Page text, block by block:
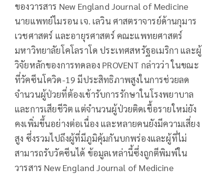
ของวารสาร New England Journal of Medicine
นายแพทย์ไมรอน เจ. เลวิน ศาสตราจารย์ด้านกุมาร
เวชศาสตร์ และอายุรศาสตร์ คณะแพทยศาสตร์
มหาวิทยาลัยโคโลราโด ประเทศสหรัฐอเมริกา และผู้
วิจัยหลักของการทดลอง PROVENT กล่าวว่า ในขณะ
ที่วัคซีนโควิด-19 มีประสิทธิภาพสูงในการช่วยลด
จำนวนผู้ป่วยที่ต้องเข้ารับการรักษาในโรงพยาบาล
และการเสียชีวิต แต่จำนวนผู้ป่วยติดเชื้อรายใหม่ยัง
คงเพิ่มขึ้นอย่างต่อเนื่อง และหลายคนยังมีความเสี่ยง
สูง ซึ่งรวมไปถึงผู้ที่มีภูมิคุ้มกันบกพร่องและผู้ที่ไม่
สามารถรับวัคซีนได้ ข้อมูลเหล่านี้ซึ่งถูกตีพิมพ์ใน
วารสาร New England Journal of Medicine